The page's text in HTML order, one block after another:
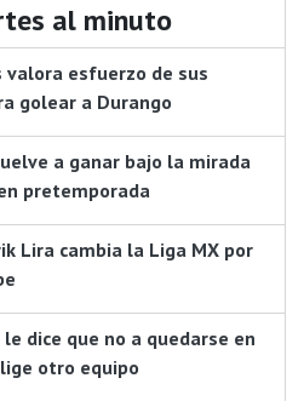
al minuto
valora esfuerzo de sus
golear a Durango
a ganar bajo la mirada
pretemporada
Lira cambia la Liga MX por
dice que no a quedarse en
otro equipo